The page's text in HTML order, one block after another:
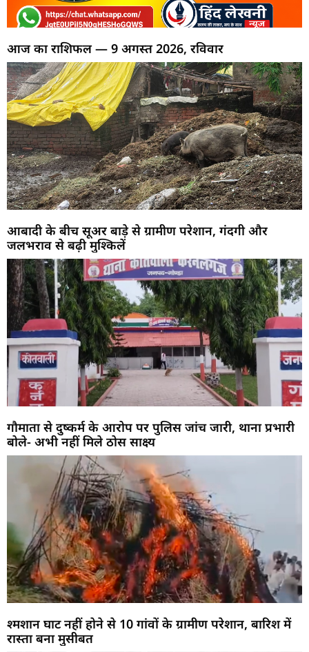
आज का राशिफल — 9 अगस्त 2026, रविवार
आबादी के बीच सूअर बाड़े से ग्रामीण परेशान, गंदगी और
जलभराव से बढ़ी मुश्किलें
गौमाता से दुष्कर्म के आरोप पर पुलिस जांच जारी, थाना प्रभारी
बोले- अभी नहीं मिले ठोस साक्ष्य
श्मशान घाट नहीं होने से 10 गांवों के ग्रामीण परेशान, बारिश में
रास्ता बना मुसीबत